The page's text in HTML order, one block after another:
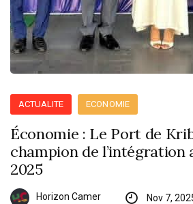
ACTUALITE ECONOMIE
Économie : Le Port de
champion de l’intégration
2025
Horizon Camer Nov 7,